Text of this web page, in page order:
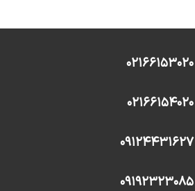
۰۲۱۶۶۱۵۳۰۲۰
۰۲۱۶۶۱۵۴۰۲۰
۰۹۱۲۴۴۳۱۶۲۷
۰۹۱۹۲۳۲۳۰۸۵